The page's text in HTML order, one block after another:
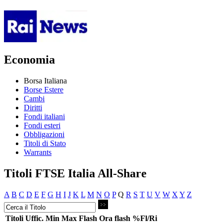
Economia
Borsa Italiana
Borse Estere
Cambi
Diritti
Fondi italiani
Fondi esteri
Obbligazioni
Titoli di Stato
Warrants
Titoli FTSE Italia All-Share
A B C D E F G H I J K L M N O P Q R S T U V W X Y Z
Titoli Uffic. Min Max Flash Ora flash %Fl/Ri